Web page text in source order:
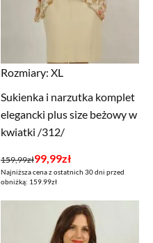
Rozmiary: XL
Sukienka i narzutka komplet
elegancki plus size beżowy w
kwiatki /312/
159,99zł
Pierwotna
cena
99,99zł
Aktualna
cena
Najniższa cena z ostatnich 30 dni przed
obniżką: 159.99zł